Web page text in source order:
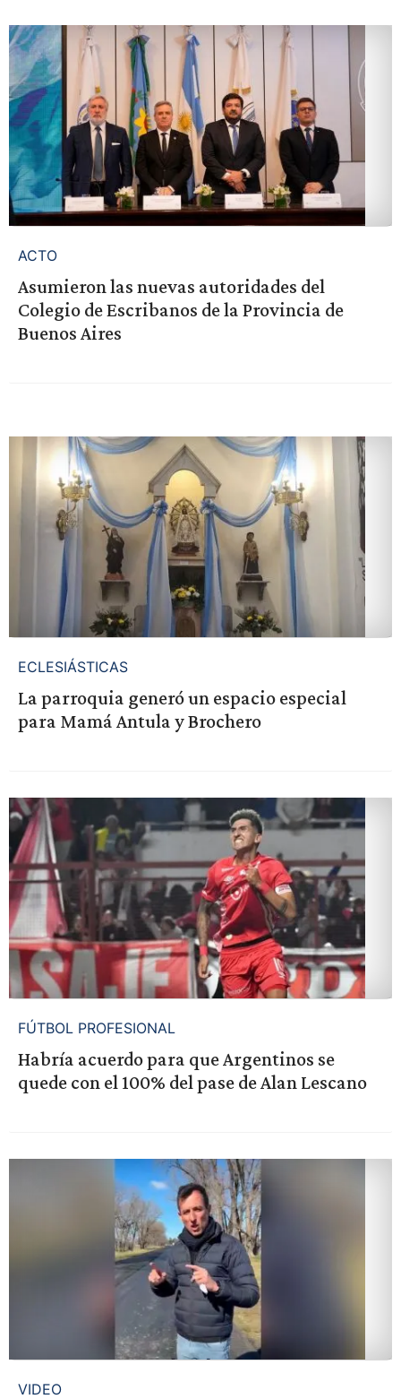
ACTO
Asumieron las nuevas autoridades del
Colegio de Escribanos de la Provincia de
Buenos Aires
ECLESIÁSTICAS
La parroquia generó un espacio especial
para Mamá Antula y Brochero
FÚTBOL PROFESIONAL
Habría acuerdo para que Argentinos se
quede con el 100% del pase de Alan Lescano
VIDEO